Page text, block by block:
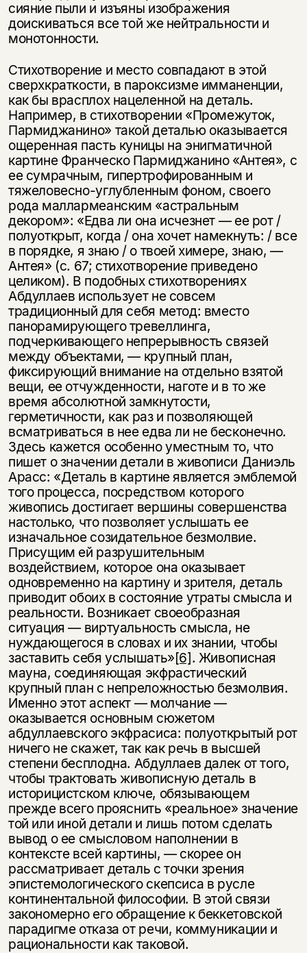
сияние пыли и изъяны изображения
доискиваться все той же нейтральности и
монотонности.
Стихотворение и место совпадают в этой
сверхкраткости, в пароксизме имманенции,
как бы врасплох нацеленной на деталь.
Например, в стихотворении «Промежуток,
Пармиджанино» такой деталью оказывается
ощеренная пасть куницы на энигматичной
картине Франческо Пармиджанино «Антея», с
ее сумрачным, гипертрофированным и
тяжеловесно-углубленным фоном, своего
рода маллармеанским «астральным
декором»: «Едва ли она исчезнет — ее рот /
полуоткрыт, когда / она хочет намекнуть: / все
в порядке, я знаю / о твоей химере, знаю, —
Антея» (с. 67; стихотворение приведено
целиком). В подобных стихотворениях
Абдуллаев использует не совсем
традиционный для себя метод: вместо
панорамирующего тревеллинга,
подчеркивающего непрерывность связей
между объектами, — крупный план,
фиксирующий внимание на отдельно взятой
вещи, ее отчужденности, наготе и в то же
время абсолютной замкнутости,
герметичности, как раз и позволяющей
всматриваться в нее едва ли не бесконечно.
Здесь кажется особенно уместным то, что
пишет о значении детали в живописи Даниэль
Арасс: «Деталь в картине является эмблемой
того процесса, посредством которого
живопись достигает вершины совершенства
настолько, что позволяет услышать ее
изначальное созидательное безмолвие.
Присущим ей разрушительным
воздействием, которое она оказывает
одновременно на картину и зрителя, деталь
приводит обоих в состояние утраты смысла и
реальности. Возникает своеобразная
ситуация — виртуальность смысла, не
нуждающегося в словах и их знании, чтобы
заставить себя услышать»[6]. Живописная
мауна, соединяющая экфрастический
крупный план с непреложностью безмолвия.
Именно этот аспект — молчание —
оказывается основным сюжетом
абдуллаевского экфрасиса: полуоткрытый рот
ничего не скажет, так как речь в высшей
степени бесплодна. Абдуллаев далек от того,
чтобы трактовать живописную деталь в
историцистском ключе, обязывающем
прежде всего прояснить «реальное» значение
той или иной детали и лишь потом сделать
вывод о ее смысловом наполнении в
контексте всей картины, — скорее он
рассматривает деталь с точки зрения
эпистемологического скепсиса в русле
континентальной философии. В этой связи
закономерно его обращение к беккетовской
парадигме отказа от речи, коммуникации и
рациональности как таковой.